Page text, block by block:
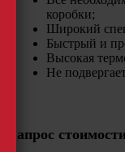
коробки;
Широкий
Быстрый и
Высокая
Не
Запрос